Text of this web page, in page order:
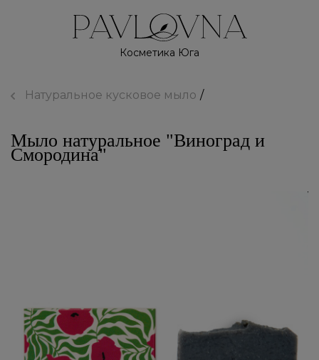
Косметика Юга
Натуральное кусковое мыло
Мыло натуральное "Виноград и
Смородина"